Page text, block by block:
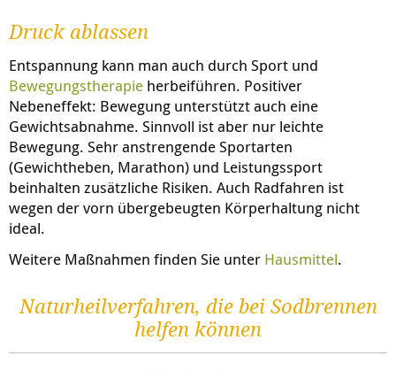
Druck ablassen
Entspannung kann man auch durch Sport und
Bewegungstherapie herbeiführen. Positiver
Nebeneffekt: Bewegung unterstützt auch eine
Gewichtsabnahme. Sinnvoll ist aber nur leichte
Bewegung. Sehr anstrengende Sportarten
(Gewichtheben, Marathon) und Leistungssport
beinhalten zusätzliche Risiken. Auch Radfahren ist
wegen der vorn übergebeugten Körperhaltung nicht
ideal.
Weitere Maßnahmen finden Sie unter Hausmittel.
Naturheilverfahren, die bei Sodbrennen
helfen können